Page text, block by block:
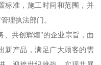
标准，施工时间和范围，并
理执法部门。
、共创辉煌"的企业宗旨，面
新产品，满足广大顾客的需